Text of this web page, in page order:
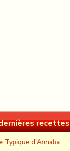
recettes
Typique d'Annaba